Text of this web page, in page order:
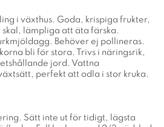
i växthus. Goda, krispiga frukter,
lämpliga att äta färska.
Behöver ej pollineras.
bli för stora. Trivs i näringsrik,
jord. Vattna
perfekt att odla i stor kruka.
Sätt inte ut för tidigt, lägsta